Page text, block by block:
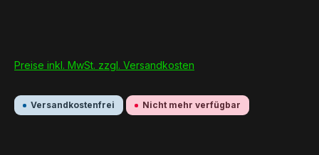
Preise inkl. MwSt. zzgl. Versandkosten
Versandkostenfrei Nicht mehr verfügbar